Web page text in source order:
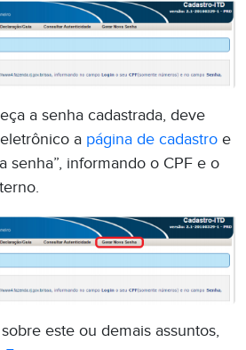
a senha cadastrada, deve
a página de cadastro e
senha”, informando o CPF e o
este ou demais assuntos,